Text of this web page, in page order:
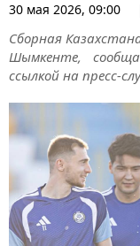
30 мая 2026, 09:00
Сборная
Шымкенте,
ссылкой на пресс-